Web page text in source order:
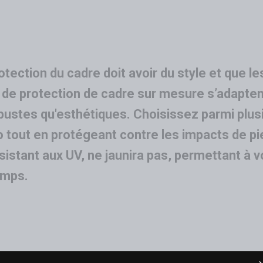
du cadre doit avoir du style et que
protection de cadre sur mesure
qu'esthétiques. Choisissez parmi
tout en protégeant contre les impacts de
aux UV, ne jaunira pas, permettant à